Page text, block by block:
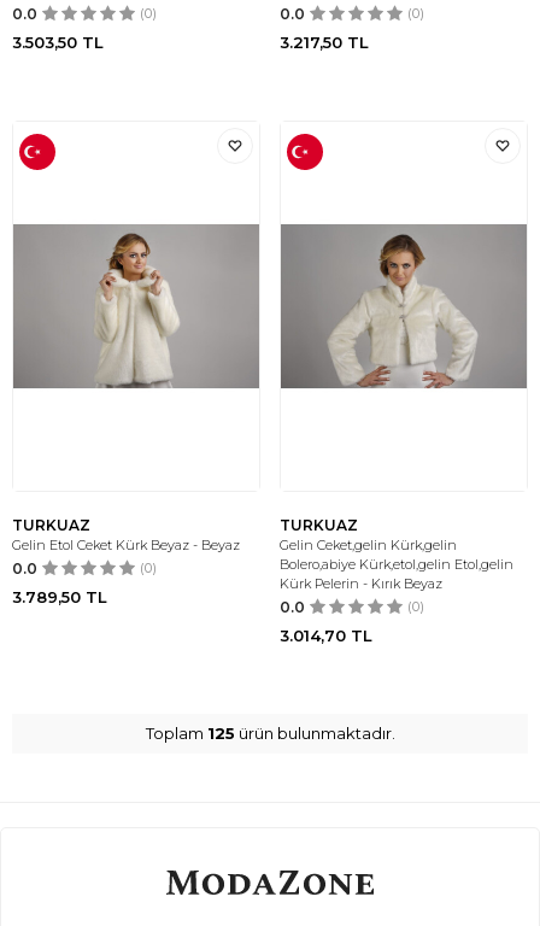
0.0 (0)
3.503,50 TL
0.0 (0)
3.217,50 TL
TURKUAZ
Gelin Etol Ceket Kürk Beyaz - Beyaz
0.0 (0)
3.789,50 TL
TURKUAZ
Gelin Ceket,gelin Kürk,gelin
Bolero,abiye Kürk,etol,gelin Etol,gelin
Kürk Pelerin - Kırık Beyaz
0.0 (0)
3.014,70 TL
Toplam 125 ürün bulunmaktadır.